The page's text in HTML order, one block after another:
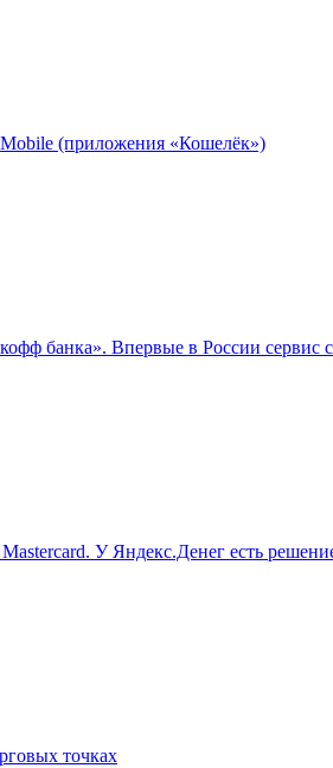
(приложения «Кошелёк»)
банка». Впервые в России сервис
У Яндекс.Денег есть
точках